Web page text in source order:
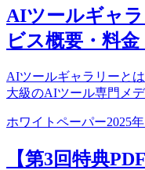
AIツールギャ
ビス概要・料
AIツールギャラリーと
大級のAIツール専門メ
ホワイトペーパー2025
【第3回特典